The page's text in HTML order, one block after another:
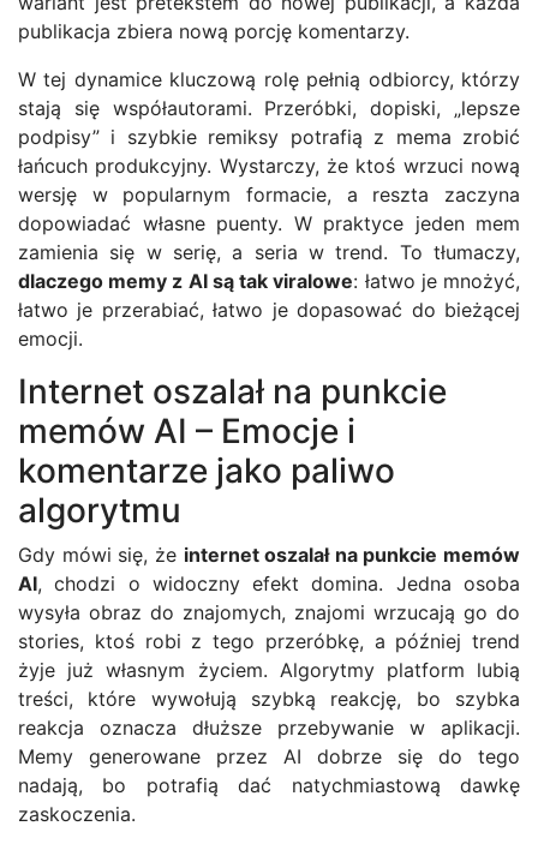
publikacja zbiera nową porcję komentarzy.
W tej dynamice kluczową rolę pełnią odbiorcy, którzy
stają się współautorami. Przeróbki, dopiski, „lepsze
podpisy” i szybkie remiksy potrafią z mema zrobić
łańcuch produkcyjny. Wystarczy, że ktoś wrzuci nową
wersję w popularnym formacie, a reszta zaczyna
dopowiadać własne puenty. W praktyce jeden mem
zamienia się w serię, a seria w trend. To tłumaczy,
dlaczego memy z AI są tak viralowe: łatwo je mnożyć,
łatwo je przerabiać, łatwo je dopasować do bieżącej
emocji.
Internet oszalał na punkcie
memów AI – Emocje i
komentarze jako paliwo
algorytmu
Gdy mówi się, że internet oszalał na punkcie memów
AI, chodzi o widoczny efekt domina. Jedna osoba
wysyła obraz do znajomych, znajomi wrzucają go do
stories, ktoś robi z tego przeróbkę, a później trend
żyje już własnym życiem. Algorytmy platform lubią
treści, które wywołują szybką reakcję, bo szybka
reakcja oznacza dłuższe przebywanie w aplikacji.
Memy generowane przez AI dobrze się do tego
nadają, bo potrafią dać natychmiastową dawkę
zaskoczenia.